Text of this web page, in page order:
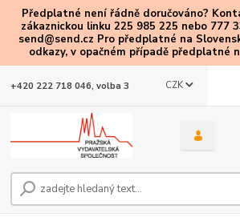
Předplatné není řádně doručováno?
zákaznickou linku 225 985 225 nebo 777
send@send.cz Pro předplatné na
odkazy, v opačném případě předplatné
CZK
+420 222 718 046, volba 3